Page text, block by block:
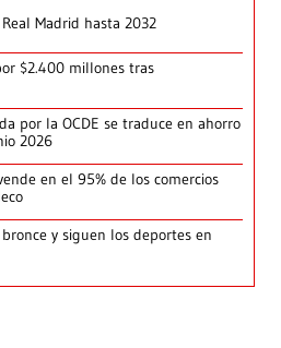
Madrid hasta 2032
$2.400 millones tras
por la OCDE se traduce en ahorro
2026
en el 95% de los comercios
y siguen los deportes en